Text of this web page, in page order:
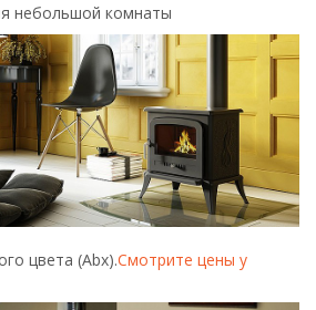
небольшой комнаты
цвета (Abx).Смотрите цены у